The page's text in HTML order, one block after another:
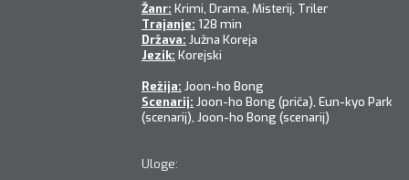
Žanr: Krimi, Drama, Misterij, Triler
Trajanje: 128 min
Država: Južna Koreja
Jezik: Korejski
Režija: Joon-ho Bong
Scenarij: Joon-ho Bong (priča), Eun-kyo Park
(scenarij), Joon-ho Bong (scenarij)
Uloge: